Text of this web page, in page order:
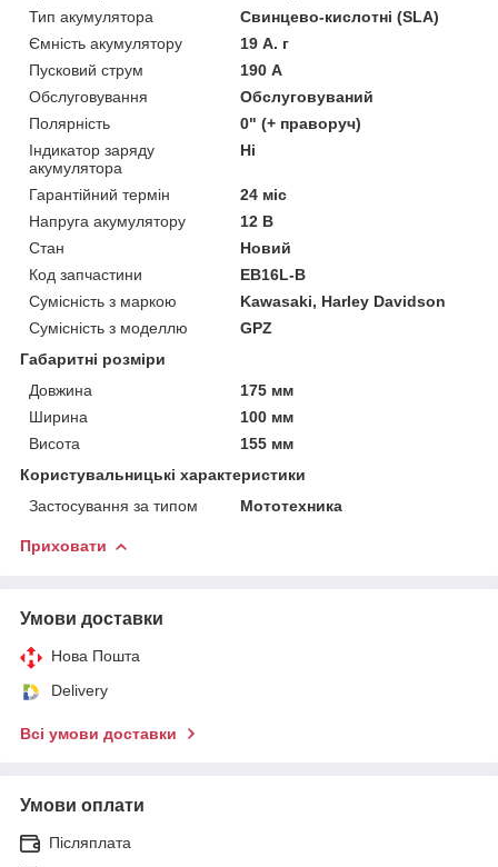
Тип акумулятора
Свинцево-кислотні (SLA)
Ємність акумулятору
19 А. г
Пусковий струм
190 А
Обслуговування
Обслуговуваний
Полярність
0" (+ праворуч)
Індикатор заряду
акумулятора
Ні
Гарантійний термін
24 міс
Напруга акумулятору
12 В
Стан
Новий
Код запчастини
EB16L-B
Сумісність з маркою
Kawasaki, Harley Davidson
Сумісність з моделлю
GPZ
Габаритні розміри
Довжина
175 мм
Ширина
100 мм
Висота
155 мм
Користувальницькі характеристики
Застосування за типом
Мототехника
Приховати
Умови доставки
Нова Пошта
Delivery
Всі умови доставки
Умови оплати
Післяплата